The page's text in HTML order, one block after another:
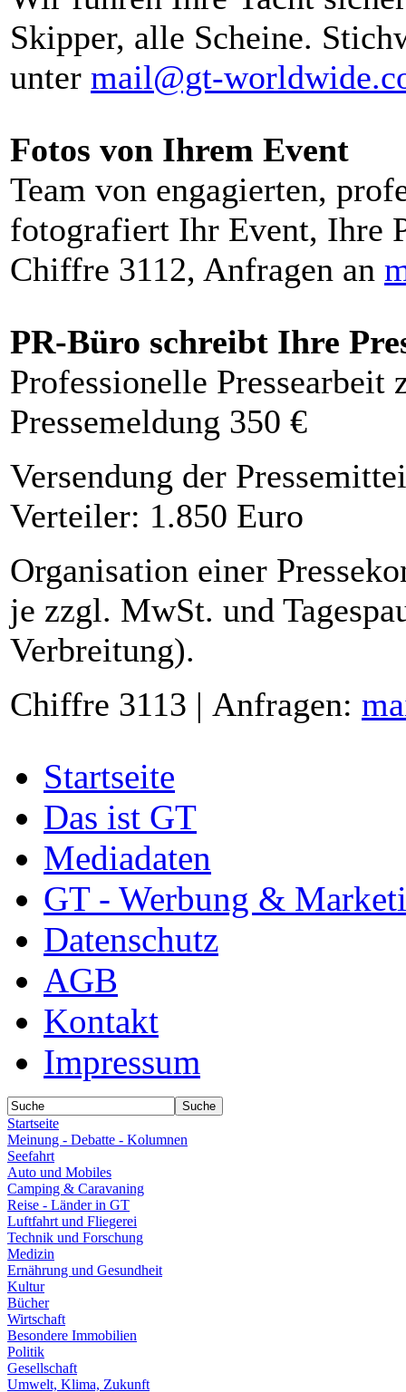
Skipper, alle Scheine.
unter mail@gt-
Fotos von Ihrem Event
Team von engagierten,
fotografiert Ihr Event, Ihre
Chiffre 3112, Anfragen an
PR-Büro schreibt Ihre
Professionelle Pressearbeit
Pressemeldung 350 €
Versendung der
Verteiler: 1.850 Euro
Organisation einer
je zzgl. MwSt. und
Verbreitung).
Chiffre 3113 | Anfragen:
Startseite
Das ist GT
Mediadaten
GT - Werbung &
Datenschutz
AGB
Kontakt
Impressum
Startseite
Meinung - Debatte - Kolumnen
Seefahrt
Auto und Mobiles
Camping & Caravaning
Reise - Länder in GT
Luftfahrt und Fliegerei
Technik und Forschung
Medizin
Ernährung und Gesundheit
Kultur
Bücher
Wirtschaft
Besondere Immobilien
Politik
Gesellschaft
Umwelt, Klima, Zukunft